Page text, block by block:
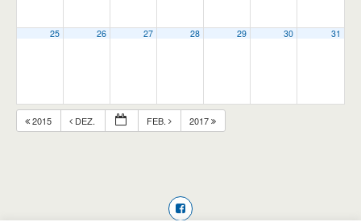
25 26 27 28 29 30 31
2015 DEZ. FEB. 2017